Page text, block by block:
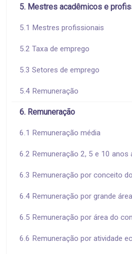
5. Mestres acadêmicos e
5.1 Mestres profissionais
5.2 Taxa de emprego
5.3 Setores de emprego
5.4 Remuneração
6. Remuneração
6.1 Remuneração média
6.2 Remuneração 2, 5 e 10 anos
6.3 Remuneração por conceito
6.4 Remuneração por grande
6.5 Remuneração por área do
6.6 Remuneração por atividade